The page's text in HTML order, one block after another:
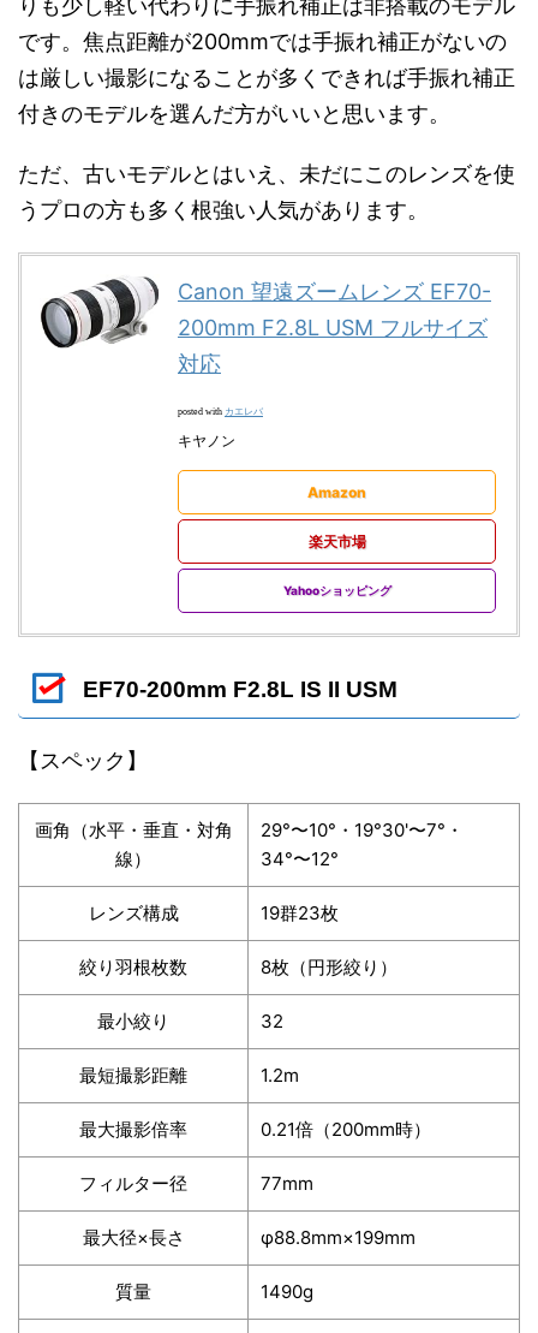
です。焦点距離が200mmでは手振れ補正がないの
は厳しい撮影になることが多くできれば手振れ補正
付きのモデルを選んだ方がいいと思います。
ただ、古いモデルとはいえ、未だにこのレンズを使
うプロの方も多く根強い人気があります。
Canon 望遠ズームレンズ EF70-
200mm F2.8L USM フルサイズ
対応
posted with カエレバ
キヤノン
Amazon
楽天市場
Yahooショッピング
EF70-200mm F2.8L IS II USM
【スペック】
画角（水平・垂直・対角
線）
29°〜10°・19°30'〜7°・
34°〜12°
レンズ構成 19群23枚
絞り羽根枚数 8枚（円形絞り）
最小絞り 32
最短撮影距離 1.2m
最大撮影倍率 0.21倍（200mm時）
フィルター径 77mm
最大径×長さ φ88.8mm×199mm
質量 1490g